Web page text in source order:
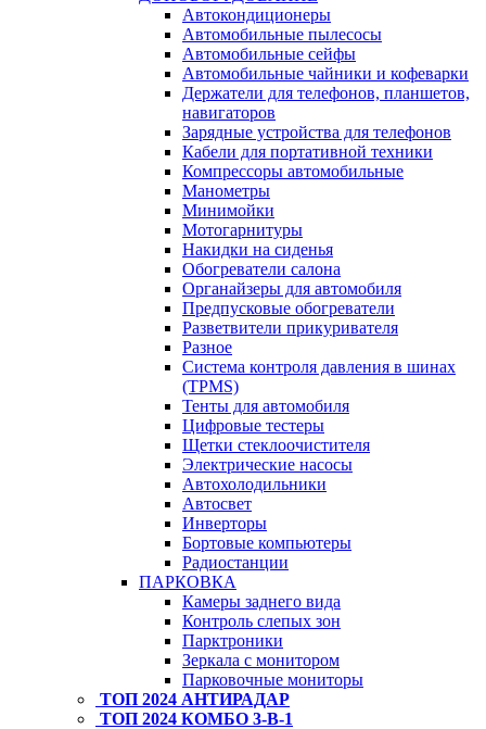
Автокондиционеры
Автомобильные пылесосы
Автомобильные сейфы
Автомобильные чайники и кофеварки
Держатели для телефонов, планшетов,
навигаторов
Зарядные устройства для телефонов
Кабели для портативной техники
Компрессоры автомобильные
Манометры
Минимойки
Мотогарнитуры
Накидки на сиденья
Обогреватели салона
Органайзеры для автомобиля
Предпусковые обогреватели
Разветвители прикуривателя
Разное
Система контроля давления в шинах
(TPMS)
Тенты для автомобиля
Цифровые тестеры
Щетки стеклоочистителя
Электрические насосы
Автохолодильники
Автосвет
Инверторы
Бортовые компьютеры
Радиостанции
ПАРКОВКА
Камеры заднего вида
Контроль слепых зон
Парктроники
Зеркала с монитором
Парковочные мониторы
ТОП 2024 АНТИРАДАР
ТОП 2024 КОМБО 3-В-1